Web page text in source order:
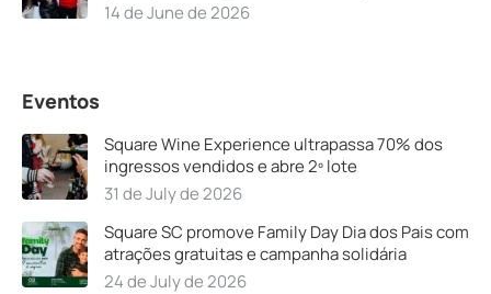
14 de June de 2026
Eventos
Square Wine Experience ultrapassa 70% dos
ingressos vendidos e abre 2º lote
31 de July de 2026
Square SC promove Family Day Dia dos Pais com
atrações gratuitas e campanha solidária
24 de July de 2026